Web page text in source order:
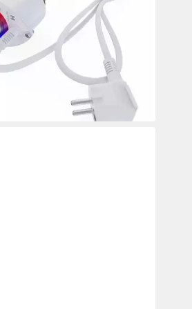
€
199,00 €
- in 3-4 Werktagen bei dir